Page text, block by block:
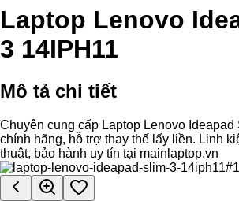
Laptop Lenovo
3 14IPH11
Mô tả chi tiết
Chuyên cung cấp Laptop Lenovo Ideapad
chính hãng, hỗ trợ thay thế lấy liền. Linh
thuật, bảo hành uy tín tại mainlaptop.vn